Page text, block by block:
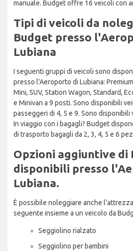
manuale. Budget offre 16 veicoli con
Tipi di veicoli da
Budget presso
Lubiana
I seguenti gruppi di veicoli sono
presso l'Aeroporto di Lubiana:
Mini, SUV, Station Wagon, Standard,
e Minivan a 9 posti. Sono disponibili
passeggeri di 4, 5 e 9. Sono disponibili
In viaggio con i bagagli? Budget
di trasporto bagagli da 2, 3, 4, 5 e 6
Opzioni aggiuntive di
disponibili presso
Lubiana.
È possibile noleggiare anche
seguente insieme a un veicolo da
Seggiolino rialzato
Seggiolino per bambini